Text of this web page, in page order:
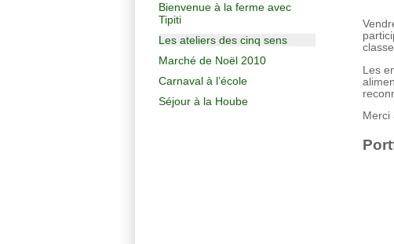
Bienvenue à la ferme avec
Tipiti
Les ateliers des cinq sens
Marché de Noël 2010
Carnaval à l’école
Séjour à la Hoube
Les
Merci